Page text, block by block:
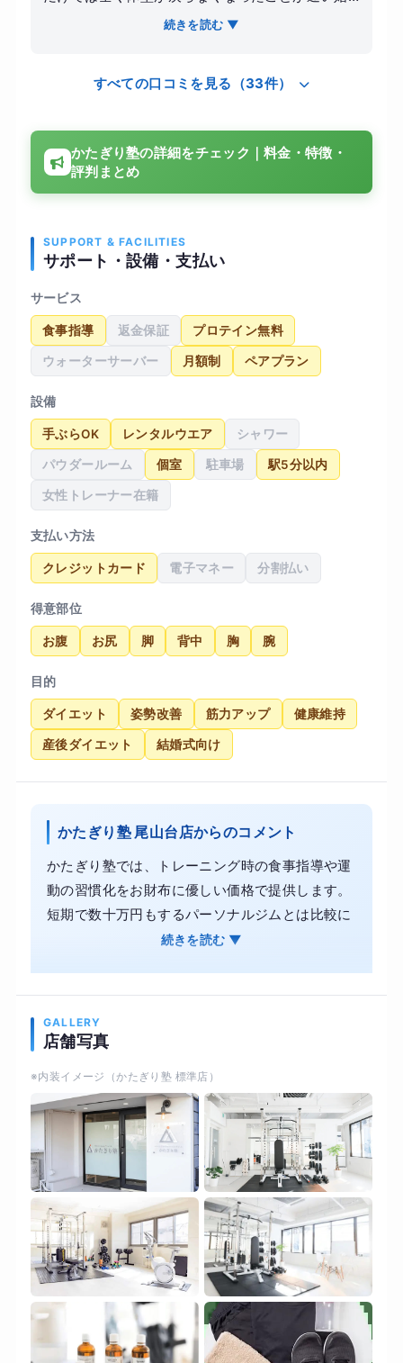
めたきっかけです。以前、大手の24時間ジムに入
ロに正しいフォームを教わりながら、健康的に3ヶ
【感想】 かたぎり塾を選んだ決め手は、パーソナ
ルジムとしては圧倒的に安価な月額料金と、理学
療法士が監修しているという専門性の高さでし
た。トレーニング内容は、私の反り腰や巻き肩と
るため、ただ痩せるだけでなく、体のラインが綺
麗になっていくのを実感できました。室内は白を
基調とした清潔感のある空間で、アロマの良い香
りが漂っており、運動が苦手な私でも「通うのが
楽しみ」と思えるリラックスした環境だったのが
印象的です。 【結果・変化】 週に1〜2回のペース
で通い続けた結果、3ヶ月で4.5キロの減量に成功
しました。数字以上の変化として、正しい姿勢が
身についたことで慢性的だった肩こりが軽減し、
日常生活での身のこなしが軽くなったことが一番
の収穫です。リバウンドしにくい食事の知識も無
理のない範囲で教えていただいたので、卒業後の
今も自分で体型をコントロールできています。
続きを読む ▼
すべての口コミを見る（33件）
かたぎり塾の詳細をチェック｜料金・特徴・
評判まとめ
SUPPORT & FACILITIES
サポート・設備・支払い
サービス
食事指導 返金保証 プロテイン無料
ウォーターサーバー 月額制 ペアプラン
設備
手ぶらOK レンタルウエア シャワー
パウダールーム 個室 駐車場 駅5分以内
女性トレーナー在籍
支払い方法
クレジットカード 電子マネー 分割払い
得意部位
お腹 お尻 脚 背中 胸 腕
目的
ダイエット 姿勢改善 筋力アップ 健康維持
産後ダイエット 結婚式向け
かたぎり塾 尾山台店からのコメント
かたぎり塾では、トレーニング時の食事指導や運
動の習慣化をお財布に優しい価格で提供します。
短期で数十万円もするパーソナルジムとは比較に
ならないコスパで通塾が可能です。 お客様のライ
また、かたぎり塾では理学療法士が監修した科学
並行して体力や柔軟性、関節の可動域を取り戻し
ます。
続きを読む ▼
GALLERY
店舗写真
※内装イメージ（かたぎり塾 標準店）